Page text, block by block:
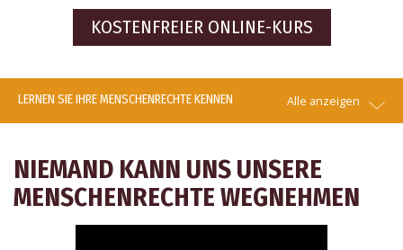
KOSTENFREIER ONLINE-KURS
LERNEN SIE IHRE MENSCHENRECHTE KENNEN Alle anzeigen
NIEMAND KANN UNS UNSERE
MENSCHENRECHTE WEGNEHMEN